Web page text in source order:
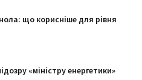
що корисніше для рівня
«міністру енергетики»